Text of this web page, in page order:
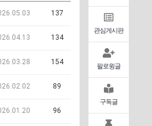
관심게시판
팔로윙글
구독글
137
134
154
89
96